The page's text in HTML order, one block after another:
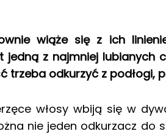
wiąże się z ich
jedną z najmniej lubianych
trzeba odkurzyć z podłogi,
włosy wbiją się w
nie jeden odkurzacz do